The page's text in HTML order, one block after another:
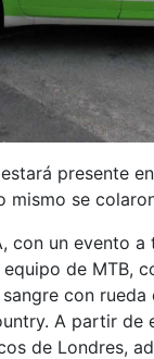
presente
se
con un evento
de MTB,
con rueda
A partir
de Londres,